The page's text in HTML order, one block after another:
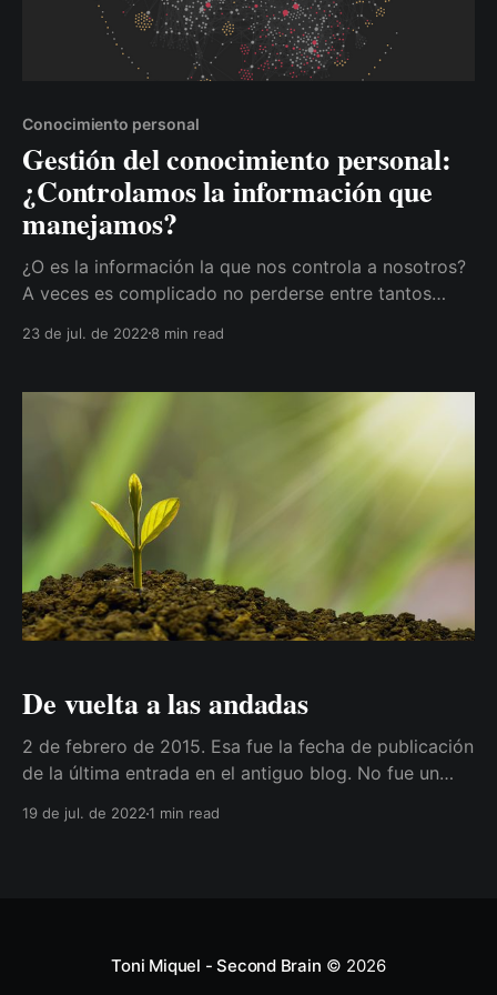
Conocimiento personal
Gestión del conocimiento personal:
¿Controlamos la información que
manejamos?
¿O es la información la que nos controla a nosotros?
A veces es complicado no perderse entre tantos
23 de jul. de 2022 8 min read
De vuelta a las andadas
2 de febrero de 2015. Esa fue la fecha de publicación
de la última entrada en el antiguo blog. No fue un
aquel día, y muchas cosas han cambiado. Otras, en
19 de jul. de 20221 min read
Toni Miquel - Second Brain © 2026